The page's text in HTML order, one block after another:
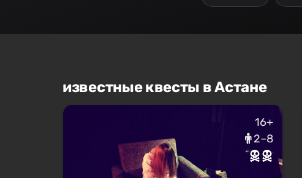
известные квесты в Астане
16+
2–8